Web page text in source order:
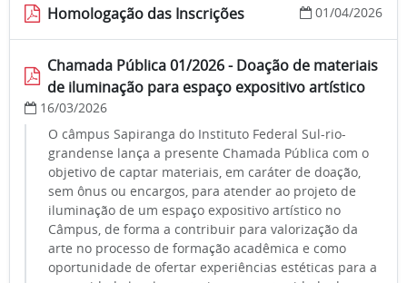
Homologação das Inscrições 01/04/2026
Chamada Pública 01/2026 - Doação de materiais
de iluminação para espaço expositivo artístico
16/03/2026
O câmpus Sapiranga do Instituto Federal Sul-rio-
grandense lança a presente Chamada Pública com o
objetivo de captar materiais, em caráter de doação,
sem ônus ou encargos, para atender ao projeto de
iluminação de um espaço expositivo artístico no
Câmpus, de forma a contribuir para valorização da
arte no processo de formação acadêmica e como
oportunidade de ofertar experiências estéticas para a